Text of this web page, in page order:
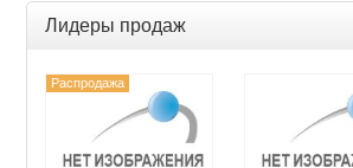
Лидеры продаж
Распродажа